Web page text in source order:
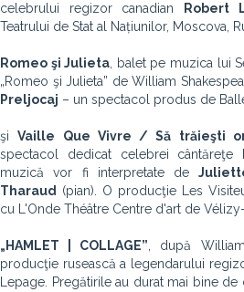
celebrului regizor canadian
Robert
Teatrului de Stat al Națiunilor, Moscova,
Romeo şi Julieta , balet pe muzica lui
„Romeo şi Julieta” de William
Preljocaj – un spectacol produs de
şiVaille Que Vivre / Să trăieşti
spectacol dedicat celebrei cântăreţe
muzică vor fi interpretate de
Tharaud
(pian). O producţie Les
cu L'Onde Théâtre Centre d'art de
„HAMLET | COLLAGE” , după
producţie rusească a legendarului
Lepage. Pregătirile au durat mai bine